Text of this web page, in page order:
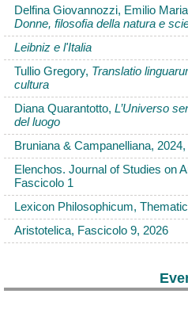
Delfina Giovannozzi, Emilio
Donne, filosofia della natura e
Leibniz e l'Italia
Tullio Gregory, Translatio
cultura
Diana Quarantotto, L’Universo
del luogo
Bruniana & Campanelliana,
Elenchos. Journal of Studies on
Fascicolo 1
Lexicon Philosophicum,
Aristotelica, Fascicolo 9, 2026